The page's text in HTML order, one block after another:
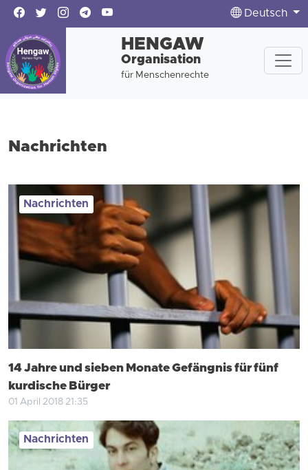
Deutsch
HENGAW
Organisation
für Menschenrechte
Nachrichten
14 Jahre und sieben Monate Gefängnis für fünf
kurdische Bürger
01 April 2018 21:35
Nachrichten
Nachrichten